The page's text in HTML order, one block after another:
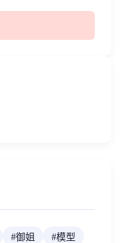
#御姐 #模型